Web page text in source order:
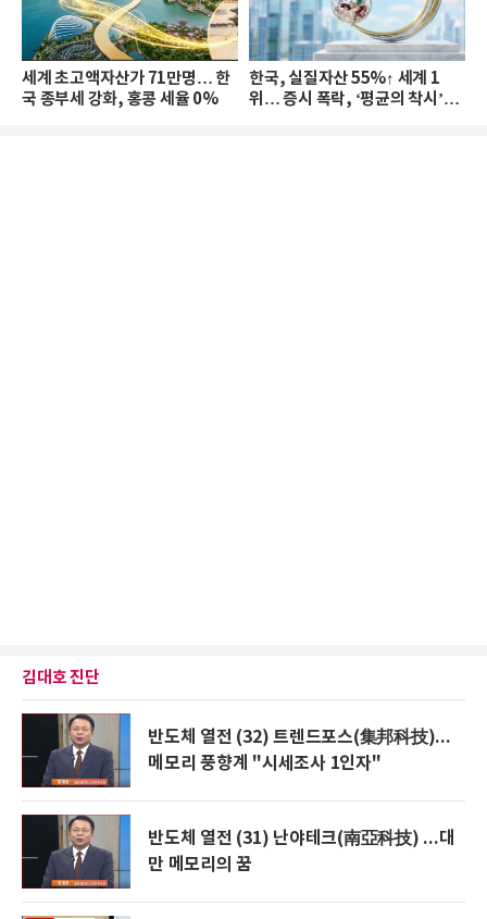
세계 초고액자산가 71만명… 한
국 종부세 강화, 홍콩 세율 0%
한국, 실질자산 55%↑ 세계 1
위… 증시 폭락, ‘평균의 착시’와
김대호 진단
반도체 열전 (32) 트렌드포스(集邦科技)...
메모리 풍향계 "시세조사 1인자"
반도체 열전 (31) 난야테크(南亞科技) ...대
만 메모리의 꿈